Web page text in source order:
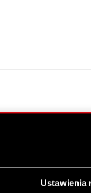
Ustawienia
jest spółka